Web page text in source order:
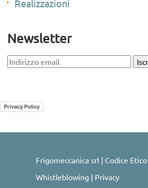
Realizzazioni
Newsletter
Privacy Policy
Frigomeccanica srl | Codice Etico
Whistleblowing | Privacy